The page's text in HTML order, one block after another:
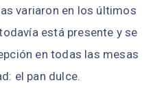
variaron en los últimos
está presente y se
en todas las mesas
el pan dulce.